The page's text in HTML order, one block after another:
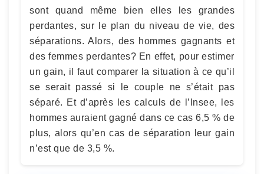
sont quand même bien elles les grandes
perdantes, sur le plan du niveau de vie, des
séparations. Alors, des hommes gagnants et
des femmes perdantes? En effet, pour estimer
un gain, il faut comparer la situation à ce qu’il
se serait passé si le couple ne s’était pas
séparé. Et d’après les calculs de l’Insee, les
hommes auraient gagné dans ce cas 6,5 % de
plus, alors qu’en cas de séparation leur gain
n’est que de 3,5 %.